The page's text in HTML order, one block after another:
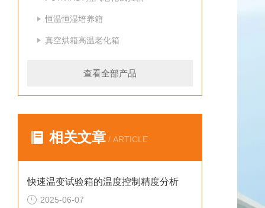
恒温恒湿培养箱
真空烘箱高温老化箱
查看全部产品
相关文章 / ARTICLE
快速温变试验箱的温度控制精度分析
2025-06-07